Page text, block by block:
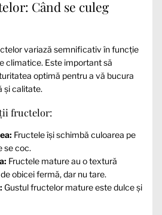
Când se culeg
variază semnificativ în funcție
climatice. Este important să
optimă pentru a vă bucura
și calitate.
fructelor:
Fructele își schimbă culoarea pe
se coc.
Fructele mature au o textură
obicei fermă, dar nu tare.
Gustul fructelor mature este dulce și